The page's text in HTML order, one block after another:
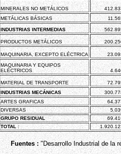
MINERALES NO METÁLICOS
METÁLICAS BÁSICAS
INDUSTRIAS INTERMEDIAS
PRODUCTOS METÁLICOS
MAQUINARIA, EXCEPTO ELÉCTRICA
MAQUINARIA Y EQUIPOS
ELÉCTRICOS
MATERIAL DE TRANSPORTE
INDUSTRIAS MECÁNICAS
ARTES GRAFICAS
DIVERSAS
GRUPO RESIDUAL
TOTAL :
Fuentes : "Desarrollo Industrial de la